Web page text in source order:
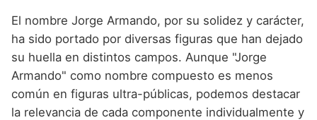
El nombre Jorge Armando, por su solidez y carácter,
ha sido portado por diversas figuras que han dejado
su huella en distintos campos. Aunque "Jorge
Armando" como nombre compuesto es menos
común en figuras ultra-públicas, podemos destacar
la relevancia de cada componente individualmente y